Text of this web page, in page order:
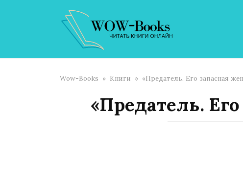
Wow-Books » Книги » «Предатель. Его запасная
«Предатель.